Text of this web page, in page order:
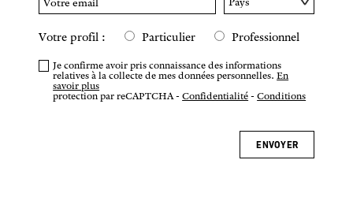
Votre profil : Particulier Professionnel
Je confirme avoir pris connaissance des informations
relatives à la collecte de mes données personnelles.En
savoir plus
protection par reCAPTCHA -Confidentialité -Conditions
ENVOYER